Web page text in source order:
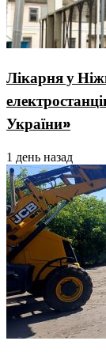
Лікарня у
України»
1 день назад